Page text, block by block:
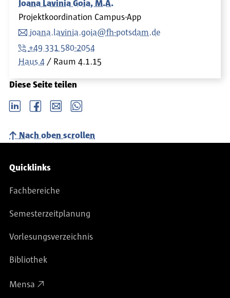
Ioana Lavinia Goia, M.A.
Projektkoordination Campus-App
ioana.lavinia.goia@fh-potsdam.de
+49 331 580-2054
Haus 4
Raum 4.1.15
Diese Seite teilen
LinkedIn Facebook email Whatsapp
Nach oben scrollen
Service-Navigation
Quicklinks
Fachbereiche
Semesterzeitplanung
Vorlesungsverzeichnis
Bibliothek
Mensa